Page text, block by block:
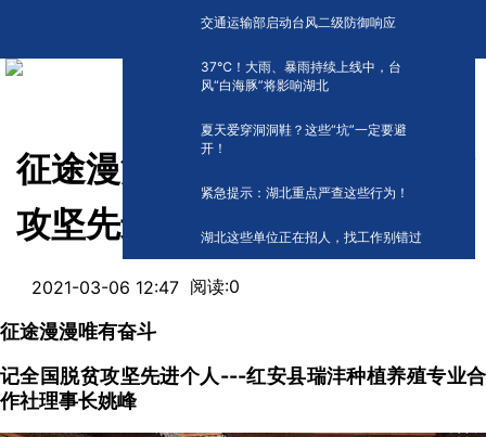
交通运输部启动台风二级防御响应
​37℃！大雨、暴雨持续上线中，台
风“白海豚”将影响湖北
夏天爱穿洞洞鞋？这些“坑”一定要避
开！
紧急提示：湖北重点严查这些行为！
湖北这些单位正在招人，找工作别错过
征途漫漫唯有奋斗 记全国脱贫
攻坚先进个人姚峰
2021-03-06 12:47 阅读:0
征途漫漫唯有奋斗
记全国脱贫攻坚先进个人---红安县瑞沣种植养殖专业合
作社理事长姚峰